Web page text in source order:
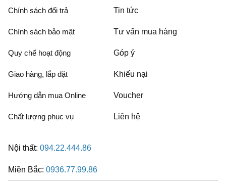
Chính sách đổi trả
Chính sách bảo mật
Quy chế hoạt động
Giao hàng, lắp đặt
Hướng dẫn mua Online
Chất lượng phục vụ
Tin tức
Tư vấn mua hàng
Góp ý
Khiếu nại
Voucher
Liên hệ
Nội thất: 094.22.444.86
Miền Bắc: 0936.77.99.86